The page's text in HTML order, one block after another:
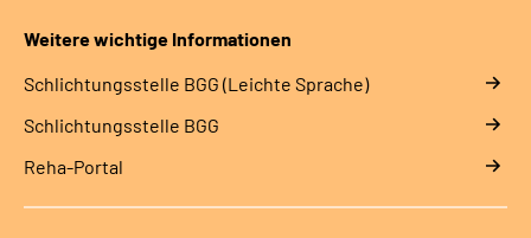
Weitere wichtige Informationen
Schlich­tungs­stel­le BGG (Leichte Sprache)
Schlich­tungs­stel­le BGG
Reha-Portal